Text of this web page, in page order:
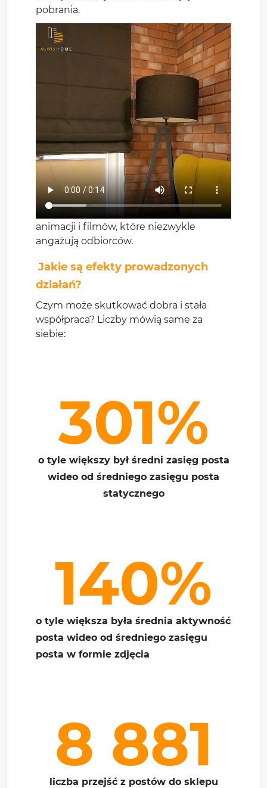
pobrania.
Jakie działania podjęliśmy, aby
osiągnąć cel?
Na początku naszej współpracy
opracowaliśmy szczegółową
strategię
, która obejmowała
określenie grupy docelowej oraz
stworzenie kreacji graficznych zarówno
do kampanii reklamowej, jak i profilu
marki na Facebook’u.
Obecnie zajmujemy się prowadzeniem
fanpage na Facebooku, gdzie oprócz
kreacji statycznych tworzymy wiele
animacji i filmów, które niezwykle
angażują odbiorców.
Jakie są efekty prowadzonych
działań?
Czym może skutkować dobra i stała
współpraca? Liczby mówią same za
siebie:
301%
o tyle większy był średni zasięg posta
wideo od średniego zasięgu posta
statycznego
140%
o tyle większa była średnia aktywność
posta wideo od średniego zasięgu
posta w formie zdjęcia
8 881
liczba przejść z postów do sklepu